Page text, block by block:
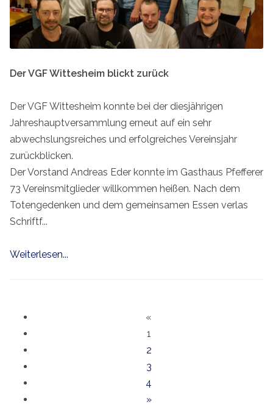
Der VGF Wittesheim blickt zurück
Der VGF Wittesheim konnte bei der diesjährigen
Jahreshauptversammlung erneut auf ein sehr
abwechslungsreiches und erfolgreiches Vereinsjahr
zurückblicken.
Der Vorstand Andreas Eder konnte im Gasthaus Pfefferer
73 Vereinsmitglieder willkommen heißen. Nach dem
Totengedenken und dem gemeinsamen Essen verlas
Schriftf...
Weiterlesen...
«
1
2
3
4
»